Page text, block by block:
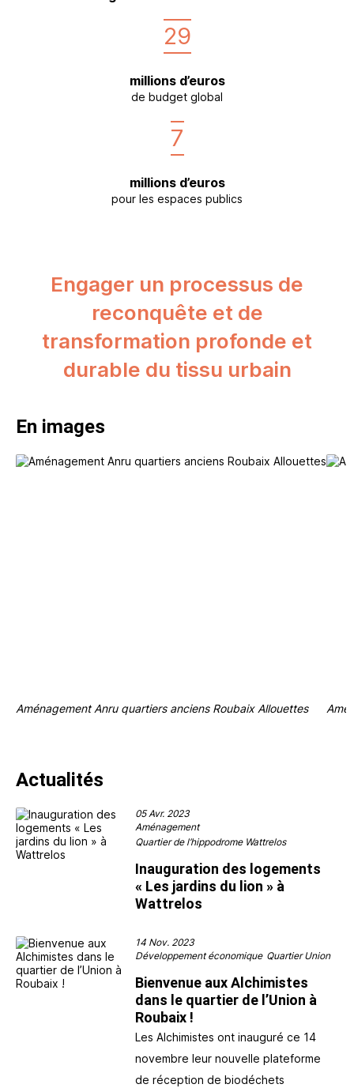
29
millions d’euros
de budget global
7
millions d’euros
pour les espaces publics
Engager un processus de
reconquête et de
transformation profonde et
durable du tissu urbain
En images
Aménagement Anru quartiers anciens Roubaix Allouettes
Actualités
05 Avr. 2023
Aménagement
Quartier de l’hippodrome Wattrelos
Inauguration des logements
« Les jardins du lion » à
Wattrelos
14 Nov. 2023
Développement économique Quartier Union
Bienvenue aux Alchimistes
dans le quartier de l’Union à
Roubaix !
Les Alchimistes ont inauguré ce 14
novembre leur nouvelle plateforme
de réception de biodéchets